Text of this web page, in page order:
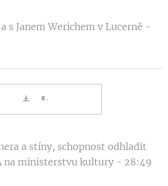
s Janem Werichem v Lucerně -
8.
a stíny, schopnost odhladit
na ministerstvu kultury - 28:49